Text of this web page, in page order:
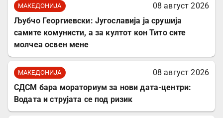
МАКЕДОНИЈА
08 август 2026
Љубчо Георгиевски: Југославија ја срушија
самите комунисти, а за култот кон Тито сите
молчеа освен мене
МАКЕДОНИЈА
08 август 2026
СДСМ бара мораториум за нови дата-центри:
Водата и струјата се под ризик